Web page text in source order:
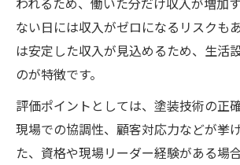
ない日には収入がゼロになるリスクも
は安定した収入が見込めるため、生活
のが特徴です。
評価ポイントとしては、塗装技術の正
現場での協調性、顧客対応力などが挙
た、資格や現場リーダー経験がある場